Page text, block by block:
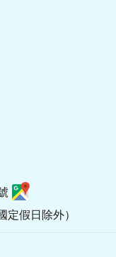
定假日除外）